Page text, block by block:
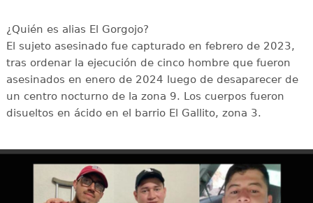
¿Quién es alias El Gorgojo?
El sujeto asesinado fue capturado en febrero de 2023,
tras ordenar la ejecución de cinco hombre que fueron
asesinados en enero de 2024 luego de desaparecer de
un centro nocturno de la zona 9. Los cuerpos fueron
disueltos en ácido en el barrio El Gallito, zona 3.